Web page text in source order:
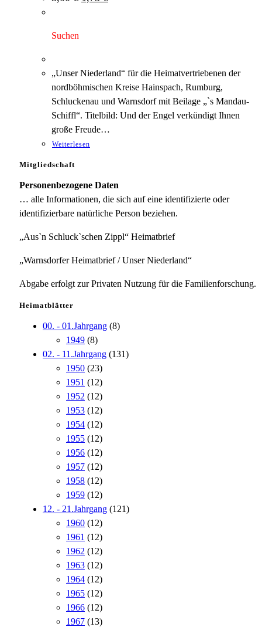
Preis Preis
Suchen
„Unser Niederland“ für die Heimatvertriebenen der
nordböhmischen Kreise Hainspach, Rumburg,
Schluckenau und Warnsdorf mit Beilage „`s Mandau-
Schiffl“. Titelbild: Und der Engel verkündigt Ihnen
große Freude…
Weiterlesen
Mitgliedschaft
Personenbezogene Daten
… alle Informationen, die sich auf eine identifizierte oder
identifizierbare natürliche Person beziehen.
„Aus`n Schluck`schen Zippl“ Heimatbrief
„Warnsdorfer Heimatbrief / Unser Niederland“
Abgabe erfolgt zur Privaten Nutzung für die Familienforschung.
Heimatblätter
00. - 01.Jahrgang (8)
1949 (8)
02. - 11.Jahrgang (131)
1950 (23)
1951 (12)
1952 (12)
1953 (12)
1954 (12)
1955 (12)
1956 (12)
1957 (12)
1958 (12)
1959 (12)
12. - 21.Jahrgang (121)
1960 (12)
1961 (12)
1962 (12)
1963 (12)
1964 (12)
1965 (12)
1966 (12)
1967 (13)